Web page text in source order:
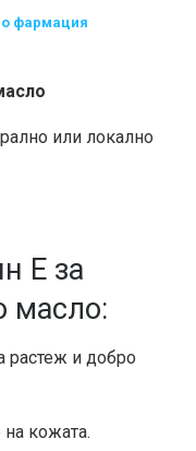
фармация
или локално
Е за
масло:
растеж и добро
кожата.